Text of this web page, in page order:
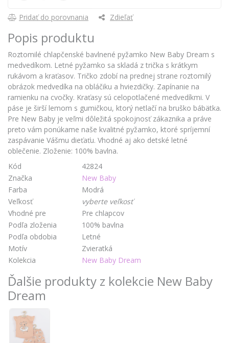
Pridať do porovnania Zdieľať
Popis produktu
Roztomilé chlapčenské bavlnené pyžamko New Baby Dream s
medvedíkom. Letné pyžamko sa skladá z trička s krátkym
rukávom a kraťasov. Tričko zdobí na prednej strane roztomilý
obrázok medvedíka na obláčiku a hviezdičky. Zapínanie na
ramienku na cvočky. Kraťasy sú celopotlačené medvedíkmi. V
páse je širší lemom s gumičkou, ktorý netlačí na bruško bábätka.
Pre New Baby je veľmi dôležitá spokojnosť zákaznika a práve
preto vám ponúkame naše kvalitné pyžamko, ktoré spríjemní
zaspávanie Vášmu dieťaťu. Vhodné aj ako detské letné
oblečenie. Zloženie: 100% bavlna.
Kód
42824
Značka
New Baby
Farba
Modrá
Veľkosť
vyberte veľkosť
Vhodné pre
Pre chlapcov
Podľa zloženia
100% bavlna
Podľa obdobia
Letné
Motív
Zvieratká
Kolekcia
New Baby Dream
Ďalšie produkty z kolekcie New Baby
Dream